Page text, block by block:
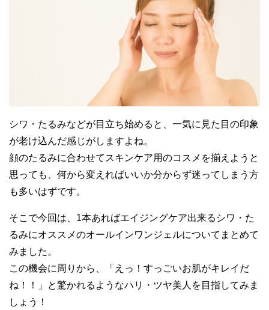
シワ・たるみなどが目立ち始めると、一気に見た目の印象
が老け込んだ感じがしますよね。
顔のたるみに合わせてスキンケア用のコスメを揃えようと
思っても、何から変えればいいか分からず迷ってしまう方
も多いはずです。
そこで今回は、1本あればエイジングケア出来るシワ・た
るみにオススメのオールインワンジェルについてまとめて
みました。
この機会に周りから、「えっ！すっごいお肌がキレイだ
ね！！」と驚かれるようなハリ・ツヤ美人を目指してみま
しょう！